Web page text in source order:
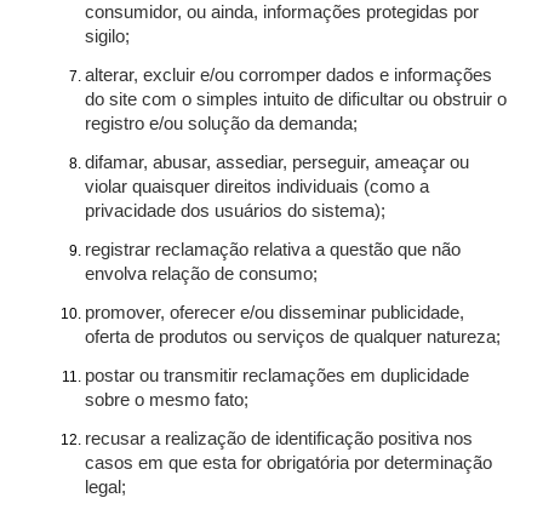
consumidor, ou ainda, informações protegidas por
sigilo;
alterar, excluir e/ou corromper dados e informações
do site com o simples intuito de dificultar ou obstruir o
registro e/ou solução da demanda;
difamar, abusar, assediar, perseguir, ameaçar ou
violar quaisquer direitos individuais (como a
privacidade dos usuários do sistema);
registrar reclamação relativa a questão que não
envolva relação de consumo;
promover, oferecer e/ou disseminar publicidade,
oferta de produtos ou serviços de qualquer natureza;
postar ou transmitir reclamações em duplicidade
sobre o mesmo fato;
recusar a realização de identificação positiva nos
casos em que esta for obrigatória por determinação
legal;